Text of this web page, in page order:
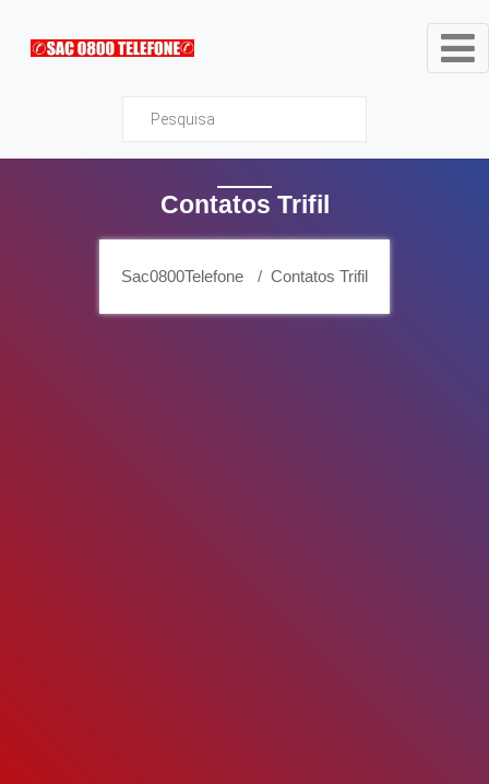
Sac0800Telefone
Contatos Trifil
Sac0800Telefone Contatos Trifil